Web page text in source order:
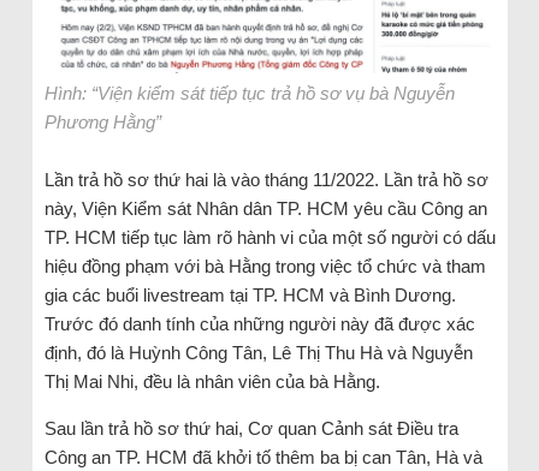
Hình: “Viện kiểm sát tiếp tục trả hồ sơ vụ bà Nguyễn
Phương Hằng”
Lần trả hồ sơ thứ hai là vào tháng 11/2022. Lần trả hồ sơ
này, Viện Kiểm sát Nhân dân TP. HCM yêu cầu Công an
TP. HCM tiếp tục làm rõ hành vi của một số người có dấu
hiệu đồng phạm với bà Hằng trong việc tổ chức và tham
gia các buổi livestream tại TP. HCM và Bình Dương.
Trước đó danh tính của những người này đã được xác
định, đó là Huỳnh Công Tân, Lê Thị Thu Hà và Nguyễn
Thị Mai Nhi, đều là nhân viên của bà Hằng.
Sau lần trả hồ sơ thứ hai, Cơ quan Cảnh sát Điều tra
Công an TP. HCM đã khởi tố thêm ba bị can Tân, Hà và